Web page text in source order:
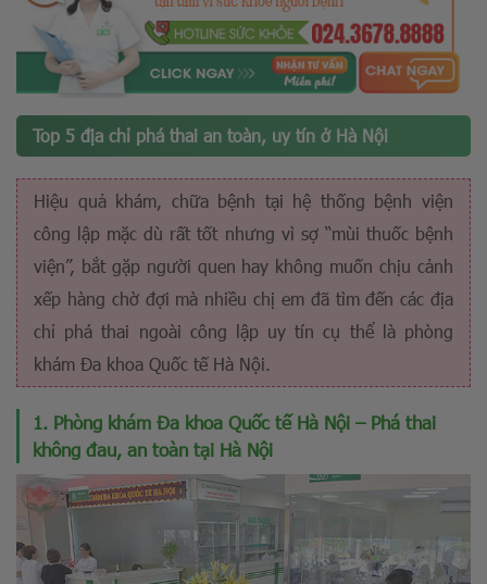
Top 5 địa chỉ phá thai an toàn, uy tín ở Hà Nội
Hiệu quả khám, chữa bệnh tại hệ thống bệnh viện
công lập mặc dù rất tốt nhưng vì sợ “mùi thuốc bệnh
viện”, bắt gặp người quen hay không muốn chịu cảnh
xếp hàng chờ đợi mà nhiều chị em đã tìm đến các địa
chỉ phá thai ngoài công lập uy tín cụ thể là phòng
khám Đa khoa Quốc tế Hà Nội.
1. Phòng khám Đa khoa Quốc tế Hà Nội – Phá thai
không đau, an toàn tại Hà Nội